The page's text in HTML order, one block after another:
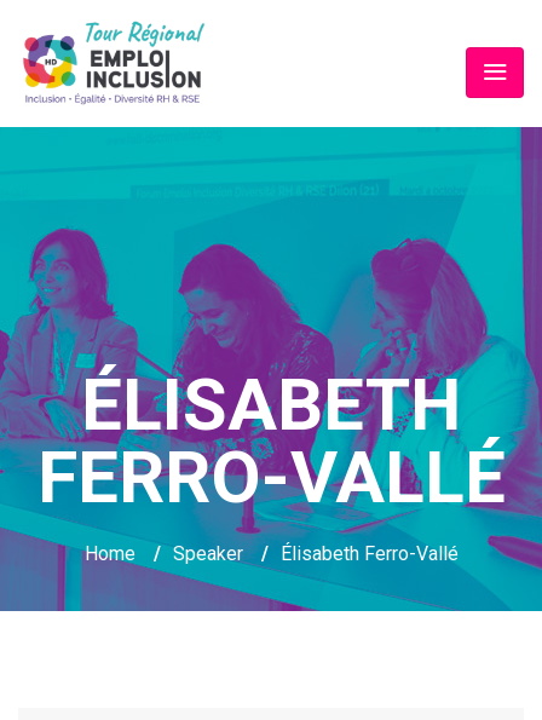
ÉLISABETH
FERRO-VALLÉ
Home / Speaker / Élisabeth Ferro-Vallé